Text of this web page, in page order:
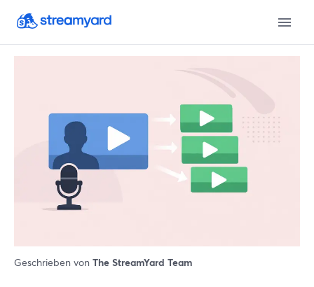
Geschrieben von The StreamYard Team